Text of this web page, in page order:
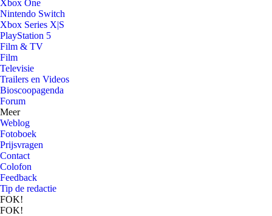
Xbox One
Nintendo Switch
Xbox Series X|S
PlayStation 5
Film & TV
Film
Televisie
Trailers en Videos
Bioscoopagenda
Forum
Meer
Weblog
Fotoboek
Prijsvragen
Contact
Colofon
Feedback
Tip de redactie
FOK!
FOK!